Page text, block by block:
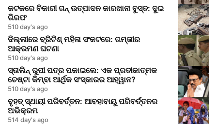
କଟକରେ ବିକାରୀ ଗନ୍ ଉତ୍ପାଦନ କାରଖାନା ବୁସ୍ତ: ଦୁଇ
ଗିରଫ
510 day's ago
ଦିଲ୍ଲୀରେ ବ୍ରିଟିଶ୍ ମହିଳା ସଂକଟରେ: ଗମ୍ଭୀର
ଆକ୍ରମଣ ଘଟଣା
510 day's ago
ସ୍ତାଲିନ୍ ରୁପୀ ପତ୍ର ପକାଇଲେ: ଏକ ପ୍ରତୀକାତ୍ମକ
ଚେଷ୍ଟା କିମ୍ବା ଆର୍ଥିକ ସଂସ୍କାରର ଆହ୍ୱାନ?
510 day's ago
ବୃହତ୍ ସ୍ଥାୟୀ ପରିବର୍ତ୍ତନ: ଆବହାବାୟୁ ପରିବର୍ତ୍ତନର
ଅଭିକ୍ରମ
514 day's ago